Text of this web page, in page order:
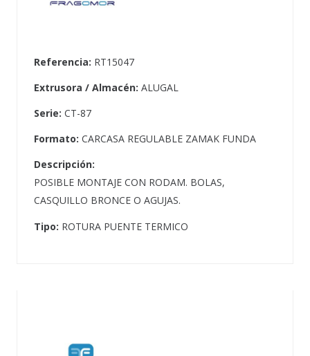
Referencia: RT15047
Extrusora / Almacén: ALUGAL
Serie: CT-87
Formato: CARCASA REGULABLE ZAMAK FUNDA
Descripción:
POSIBLE MONTAJE CON RODAM. BOLAS,
CASQUILLO BRONCE O AGUJAS.
Tipo: ROTURA PUENTE TERMICO